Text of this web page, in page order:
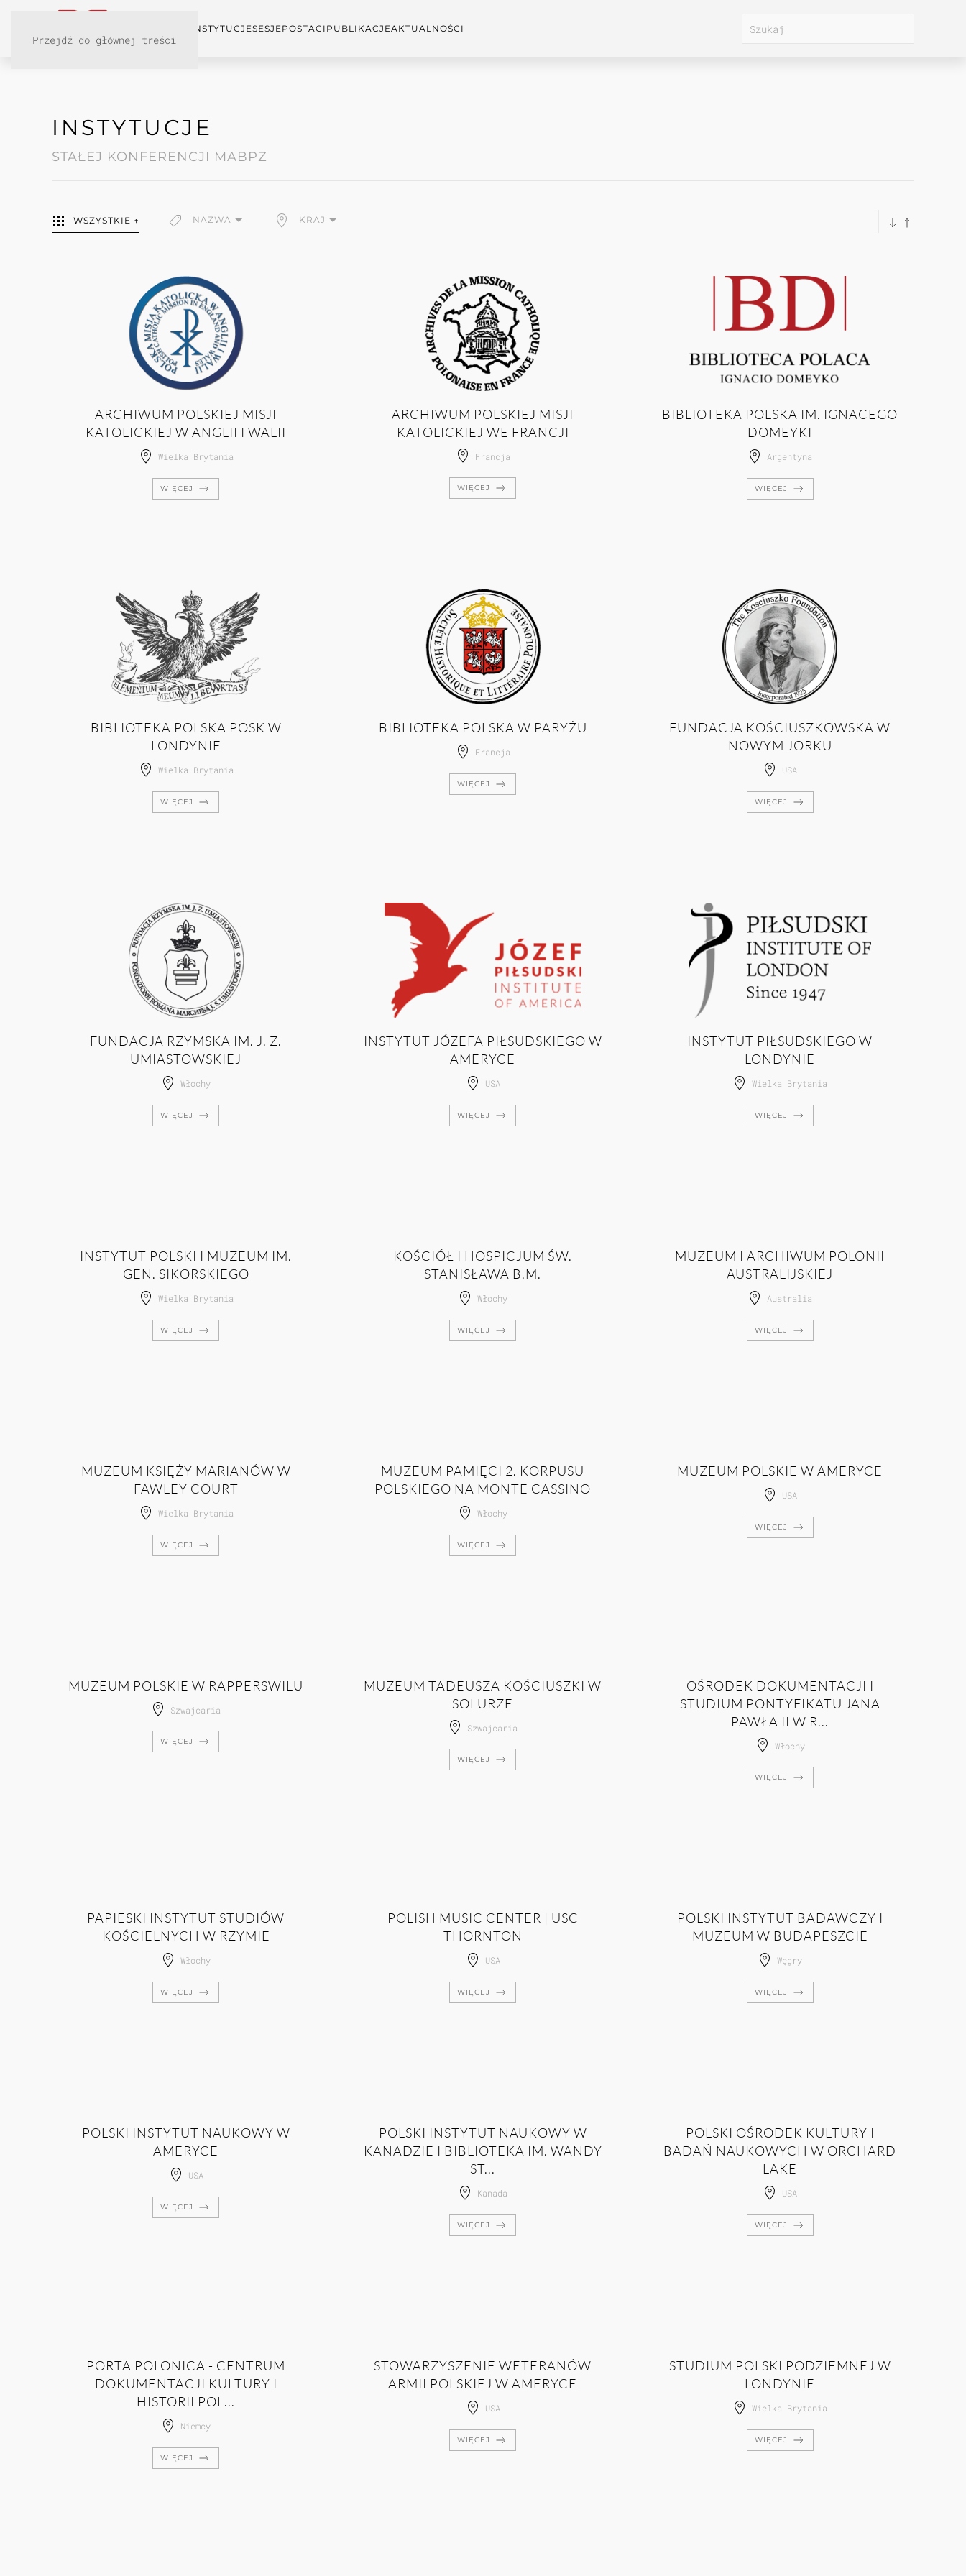
Przejdź do głównej treści
INSTYTUCJESESJEPOSTACI PUBLIKACJEAKTUALNOŚCI
INSTYTUCJE
STAŁEJ KONFERENCJI MABPZ
WSZYSTKIE ↑ NAZWA KRAJ
ARCHIWUM POLSKIEJ MISJI
KATOLICKIEJ W ANGLII I WALII
Wielka Brytania
WIĘCEJ
ARCHIWUM POLSKIEJ MISJI
KATOLICKIEJ WE FRANCJI
Francja
WIĘCEJ
BIBLIOTEKA POLSKA IM. IGNACEGO
DOMEYKI
Argentyna
WIĘCEJ
BIBLIOTEKA POLSKA POSK W
LONDYNIE
Wielka Brytania
WIĘCEJ
BIBLIOTEKA POLSKA W PARYŻU
Francja
WIĘCEJ
FUNDACJA KOŚCIUSZKOWSKA W
NOWYM JORKU
USA
WIĘCEJ
FUNDACJA RZYMSKA IM. J. Z.
UMIASTOWSKIEJ
Włochy
WIĘCEJ
INSTYTUT JÓZEFA PIŁSUDSKIEGO W
AMERYCE
USA
WIĘCEJ
INSTYTUT PIŁSUDSKIEGO W
LONDYNIE
Wielka Brytania
WIĘCEJ
INSTYTUT POLSKI I MUZEUM IM.
GEN. SIKORSKIEGO
Wielka Brytania
WIĘCEJ
KOŚCIÓŁ I HOSPICJUM ŚW.
STANISŁAWA B.M.
Włochy
WIĘCEJ
MUZEUM I ARCHIWUM POLONII
AUSTRALIJSKIEJ
Australia
WIĘCEJ
MUZEUM KSIĘŻY MARIANÓW W
FAWLEY COURT
Wielka Brytania
WIĘCEJ
MUZEUM PAMIĘCI 2. KORPUSU
POLSKIEGO NA MONTE CASSINO
Włochy
WIĘCEJ
MUZEUM POLSKIE W AMERYCE
USA
WIĘCEJ
MUZEUM POLSKIE W RAPPERSWILU
Szwajcaria
WIĘCEJ
MUZEUM TADEUSZA KOŚCIUSZKI W
SOLURZE
Szwajcaria
WIĘCEJ
OŚRODEK DOKUMENTACJI I
STUDIUM PONTYFIKATU JANA
PAWŁA II W R...
Włochy
WIĘCEJ
PAPIESKI INSTYTUT STUDIÓW
KOŚCIELNYCH W RZYMIE
Włochy
WIĘCEJ
POLISH MUSIC CENTER | USC
THORNTON
USA
WIĘCEJ
POLSKI INSTYTUT BADAWCZY I
MUZEUM W BUDAPESZCIE
Węgry
WIĘCEJ
POLSKI INSTYTUT NAUKOWY W
AMERYCE
USA
WIĘCEJ
POLSKI INSTYTUT NAUKOWY W
KANADZIE I BIBLIOTEKA IM. WANDY
ST...
Kanada
WIĘCEJ
POLSKI OŚRODEK KULTURY I
BADAŃ NAUKOWYCH W ORCHARD
LAKE
USA
WIĘCEJ
PORTA POLONICA - CENTRUM
DOKUMENTACJI KULTURY I
HISTORII POL...
Niemcy
WIĘCEJ
STOWARZYSZENIE WETERANÓW
ARMII POLSKIEJ W AMERYCE
USA
WIĘCEJ
STUDIUM POLSKI PODZIEMNEJ W
LONDYNIE
Wielka Brytania
WIĘCEJ